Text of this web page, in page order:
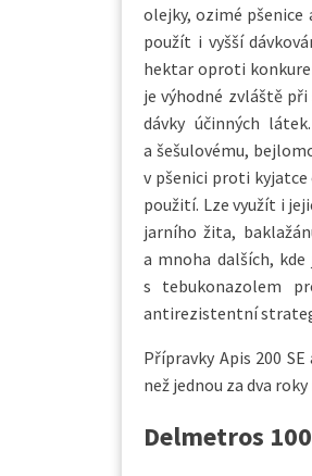
olejky, ozimé pšenice
použít i vyšší
hektar oproti
je výhodné zvláště
dávky účinných
a šešulovému,
v pšenici proti
použití. Lze využít i
jarního žita,
a mnoha dalších,
s tebukonazolem
antirezistentní
Přípravky Apis 200
než jednou za dva
Delmetros